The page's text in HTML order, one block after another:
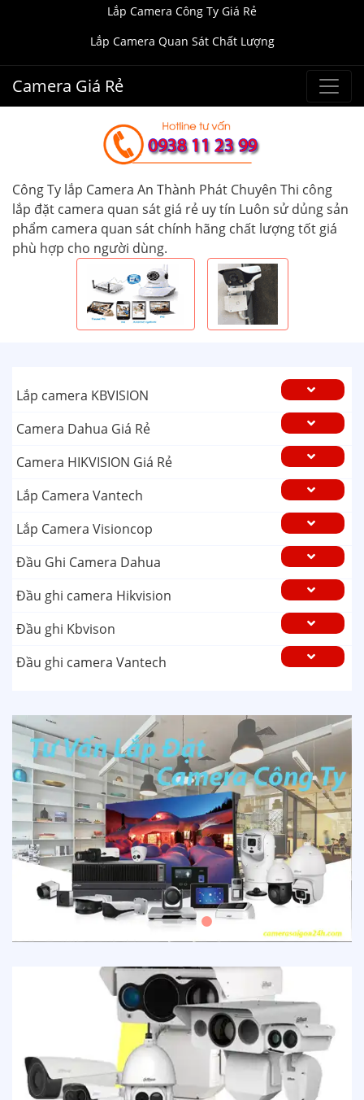
Lắp Camera Công Ty Giá Rẻ
Lắp Camera Quan Sát Chất Lượng
Camera Giá Rẻ
Công Ty lắp Camera An Thành Phát Chuyên Thi công
lắp đặt camera quan sát giá rẻ uy tín Luôn sử dủng sản
phẩm camera quan sát chính hãng chất lượng tốt giá
phù hợp cho người dùng.
Lắp camera KBVISION
Camera Dahua Giá Rẻ
Camera HIKVISION Giá Rẻ
Lắp Camera Vantech
Lắp Camera Visioncop
Đầu Ghi Camera Dahua
Đầu ghi camera Hikvision
Đầu ghi Kbvison
Đầu ghi camera Vantech